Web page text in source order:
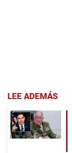
LEE ADEMÁS